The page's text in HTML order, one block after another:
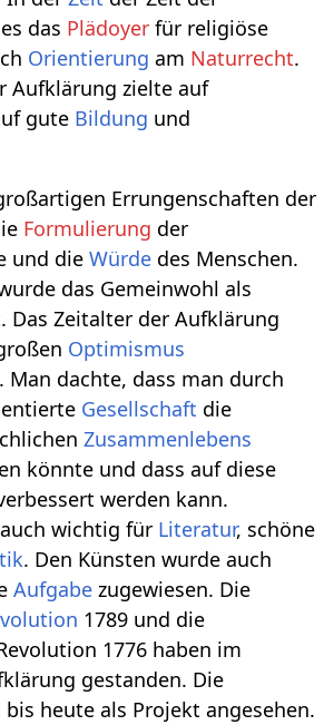
das Plädoyer für religiöse
Orientierung am Naturrecht.
Aufklärung zielte auf
gute Bildung und
Errungenschaften der
Formulierung der
und dieWürde des Menschen.
das Gemeinwohl als
Das Zeitalter der Aufklärung
Optimismus
Man dachte, dass man durch
Gesellschaft die
Zusammenlebens
könnte und dass auf diese
werden kann.
wichtig für Literatur, schöne
. Den Künsten wurde auch
Aufgabe zugewiesen. Die
1789 und die
1776 haben im
gestanden. Die
heute als Projekt angesehen.